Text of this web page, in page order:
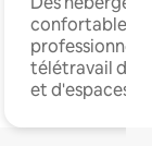
confortables
professionnels
télétravail
et d'espaces